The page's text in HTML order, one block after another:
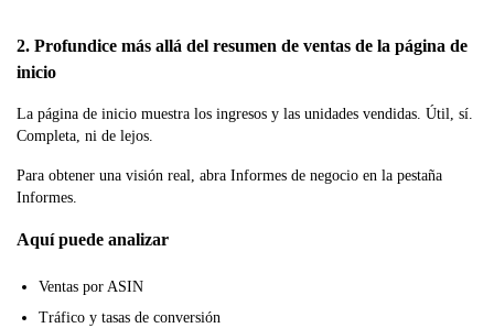
2. Profundice más allá del resumen de ventas de la página de
inicio
La página de inicio muestra los ingresos y las unidades vendidas. Útil, sí.
Completa, ni de lejos.
Para obtener una visión real, abra Informes de negocio en la pestaña
Informes.
Aquí puede analizar
Ventas por ASIN
Tráfico y tasas de conversión